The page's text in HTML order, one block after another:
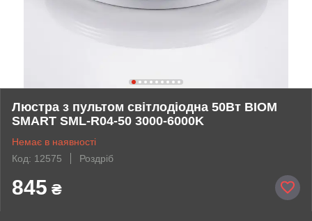
Люстра з пультом світлодіодна 50Вт BIOM
SMART SML-R04-50 3000-6000K
Немає в наявності
Код: 12575
Роздріб
845 ₴